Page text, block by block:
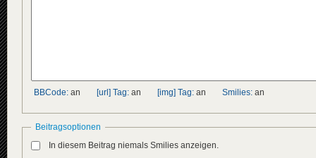
BBCode: an [url] Tag: an [img] Tag: an Smilies: an
Beitragsoptionen
In diesem Beitrag niemals Smilies anzeigen.